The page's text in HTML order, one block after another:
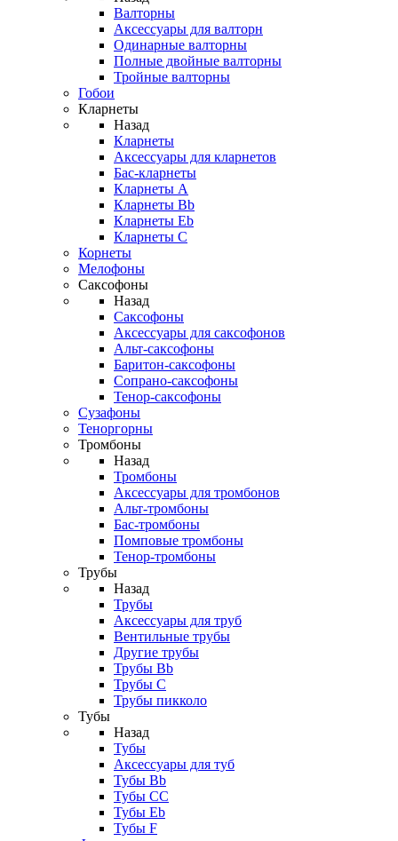
Валторны
Аксессуары для валторн
Одинарные валторны
Полные двойные валторны
Тройные валторны
Гобои
Кларнеты
Назад
Кларнеты
Аксессуары для кларнетов
Бас-кларнеты
Кларнеты A
Кларнеты Bb
Кларнеты Eb
Кларнеты С
Корнеты
Мелофоны
Саксофоны
Назад
Саксофоны
Аксессуары для саксофонов
Альт-саксофоны
Баритон-саксофоны
Сопрано-саксофоны
Тенор-саксофоны
Сузафоны
Теноргорны
Тромбоны
Назад
Тромбоны
Аксессуары для тромбонов
Альт-тромбоны
Бас-тромбоны
Помповые тромбоны
Тенор-тромбоны
Трубы
Назад
Трубы
Аксессуары для труб
Вентильные трубы
Другие трубы
Трубы Bb
Трубы C
Трубы пикколо
Тубы
Назад
Тубы
Аксессуары для туб
Тубы Bb
Тубы CC
Тубы Eb
Тубы F